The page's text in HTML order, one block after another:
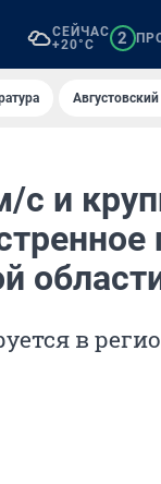
СЕЙЧАС
+20°C
2
с и
в